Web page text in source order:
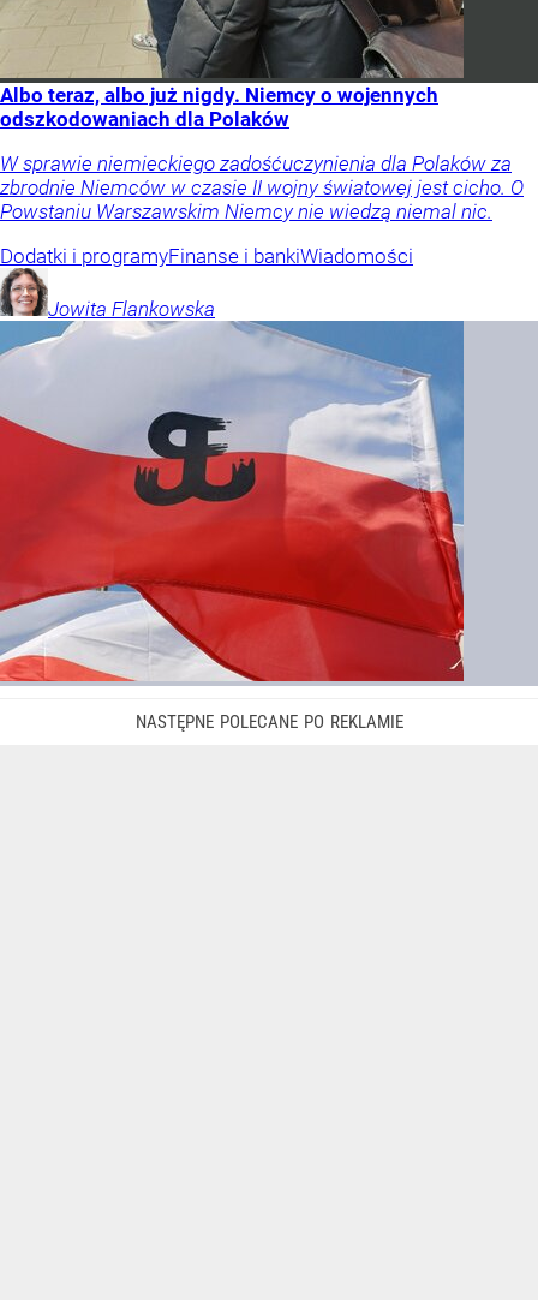
Albo teraz, albo już nigdy. Niemcy o wojennych
odszkodowaniach dla Polaków
W sprawie niemieckiego zadośćuczynienia dla Polaków za
zbrodnie Niemców w czasie II wojny światowej jest cicho. O
Powstaniu Warszawskim Niemcy nie wiedzą niemal nic.
Dodatki i programyFinanse i bankiWiadomości
Jowita Flankowska